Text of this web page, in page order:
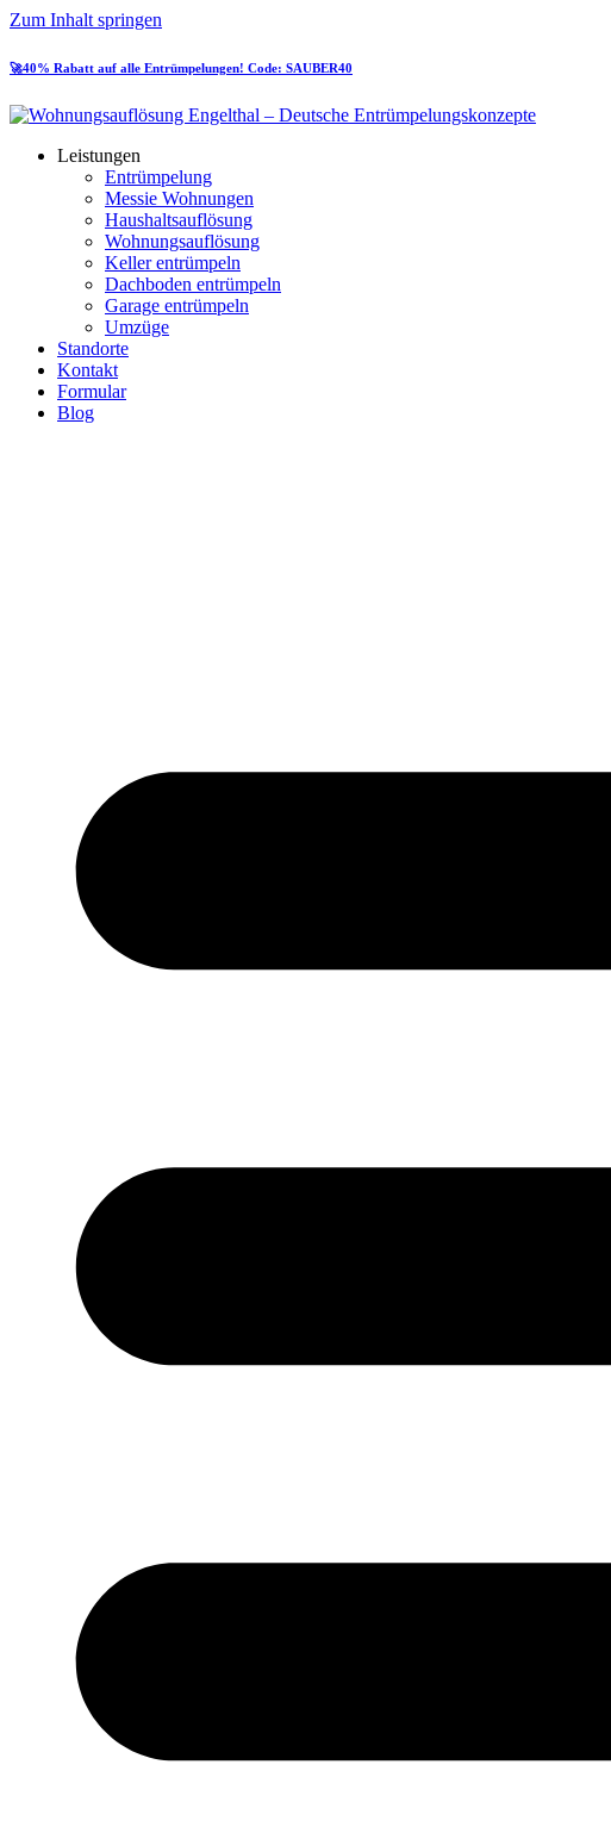
Zum Inhalt springen
🚀40% Rabatt auf alle Entrümpelungen! Code: SAUBER40
Leistungen
Entrümpelung
Messie Wohnungen
Haushaltsauflösung
Wohnungsauflösung
Keller entrümpeln
Dachboden entrümpeln
Garage entrümpeln
Umzüge
Standorte
Kontakt
Formular
Blog